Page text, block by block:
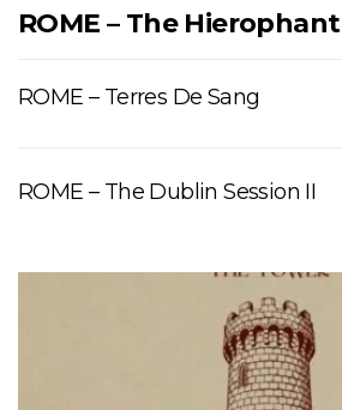
ROME – The Hierophant
ROME – Terres De Sang
ROME – The Dublin Session II